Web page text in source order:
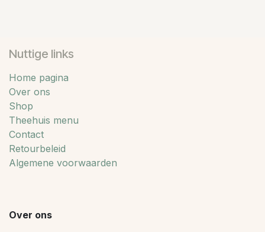
Nuttige links
Home pagina
Over ons
Shop
Theehuis menu
Contact
Retourbeleid
Algemene voorwaarden
Over ons